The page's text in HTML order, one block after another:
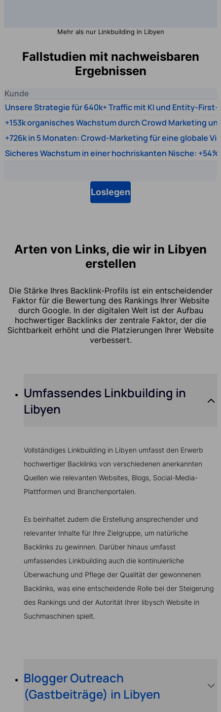
Mehr als nur Linkbuilding in Libyen
Fallstudien mit nachweisbaren
Ergebnissen
Kunde
Unsere Strategie für 640k+ Traffic mit KI und Entity-
+153k organisches Wachstum durch Crowd Marketing
+726k in 5 Monaten: Crowd-Marketing für eine globale
Sicheres Wachstum in einer hochriskanten Nische:
Loslegen
Arten von Links, die wir in Libyen
erstellen
Die Stärke Ihres Backlink-Profils ist ein entscheidender
Faktor für die Bewertung des Rankings Ihrer Website
durch Google. In der digitalen Welt ist der Aufbau
hochwertiger Backlinks der zentrale Faktor, der die
Sichtbarkeit erhöht und die Platzierungen Ihrer Website
verbessert.
Umfassendes Linkbuilding in
Libyen
Vollständiges Linkbuilding in Libyen umfasst den Erwerb
hochwertiger Backlinks von verschiedenen anerkannten
Quellen wie relevanten Websites, Blogs, Social-Media-
Plattformen und Branchenportalen.
Es beinhaltet zudem die Erstellung ansprechender und
relevanter Inhalte für Ihre Zielgruppe, um natürliche
Backlinks zu gewinnen. Darüber hinaus umfasst
umfassendes Linkbuilding auch die kontinuierliche
Überwachung und Pflege der Qualität der gewonnenen
Backlinks, was eine entscheidende Rolle bei der Steigerung
des Rankings und der Autorität Ihrer libysch Website in
Suchmaschinen spielt.
Blogger Outreach
(Gastbeiträge) in Libyen